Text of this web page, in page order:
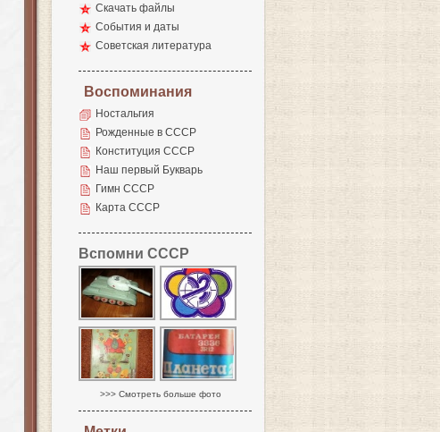
Скачать файлы
События и даты
Советская литература
Воспоминания
Ностальгия
Рожденные в СССР
Конституция СССР
Наш первый Букварь
Гимн СССР
Карта СССР
Вспомни СССР
>>> Смотреть больше фото